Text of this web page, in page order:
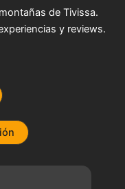
de Tivissa.
y reviews.